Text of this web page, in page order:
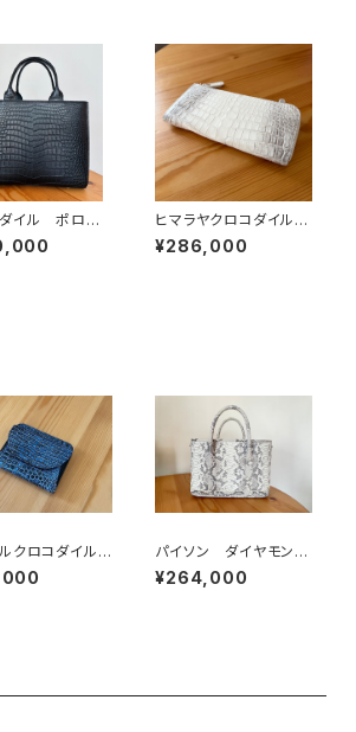
イル ポロサ
トバッグ 黒
ヒマラヤクロコダイル
L字ファスナーウォレッ
ト
¥286,000
クロコダイル
ス) 二つ折コ
ウォレット パ
パイソン ダイヤモンド
パイソン バッグ トー
トバッグ
¥264,000